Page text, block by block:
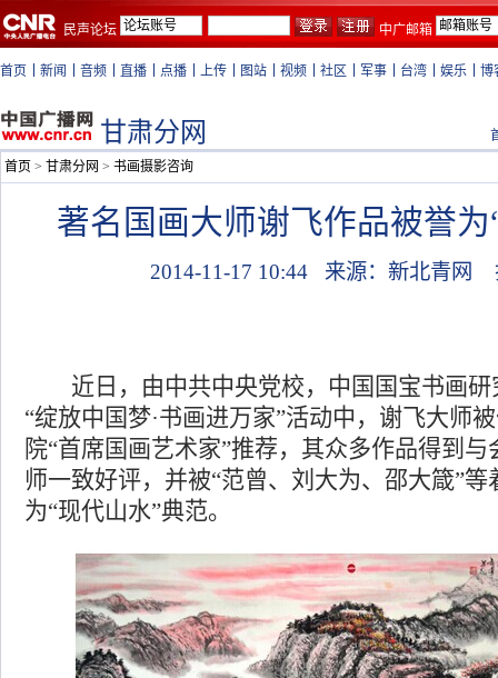
民声论坛 中广邮箱
首页 新闻 音频 直播 点播 上传 图站 视频 社区 军事 台湾 娱乐 博
甘肃分网
首页 > 甘肃分网 > 书画摄影咨询
著名国画大师谢飞作品被誉为
2014-11-17 10:44来源：新北青网
近日，由中共中央党校，中国国宝书画
“绽放中国梦·书画进万家”活动中，谢飞大师
院“首席国画艺术家”推荐，其众多作品得到
师一致好评，并被“范曾、刘大为、邵大箴”
为“现代山水”典范。